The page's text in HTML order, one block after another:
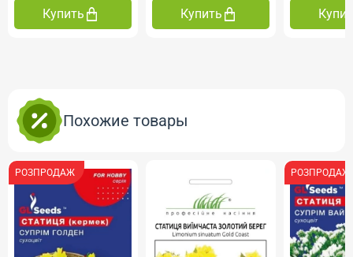
Купить Купить
Похожие товары
РОЗПРОДАЖ РОЗПРОДАЖ